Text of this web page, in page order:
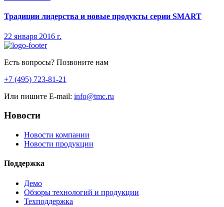
Традиции лидерства и новые продукты серии SMART
22 января 2016 г.
Есть вопросы? Позвоните нам
+7 (495) 723-81-21
Или пишите E-mail: info@tmc.ru
Новости
Новости компании
Новости продукции
Поддержка
Демо
Обзоры технологий и продукции
Техподдержка